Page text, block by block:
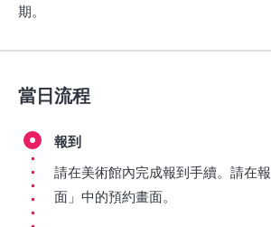
期。
當日流程
報到
請在美術館內完成報到手續。請在
面」中的預約畫面。